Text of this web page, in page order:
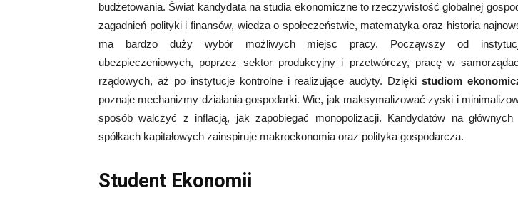
budżetowania. Świat kandydata na studia ekonomiczne to rzeczywistość globalnej
zagadnień polityki i finansów, wiedza o społeczeństwie, matematyka oraz historia
ma bardzo duży wybór możliwych miejsc pracy. Począwszy od
ubezpieczeniowych, poprzez sektor produkcyjny i przetwórczy, pracę w
rządowych, aż po instytucje kontrolne i realizujące audyty. Dziękistudiom
poznaje mechanizmy działania gospodarki. Wie, jak maksymalizować zyski i
sposób walczyć z inflacją, jak zapobiegać monopolizacji. Kandydatów na
spółkach kapitałowych zainspiruje makroekonomia oraz polityka gospodarcza.
Student Ekonomii